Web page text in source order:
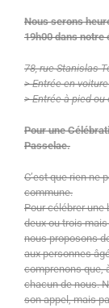
Nous serons
19h00 dans notre
78, rue Stanislas
> Entrée en
> Entrée à pied
Pour une
Passelac.
C’est que rien ne
commune.
Pour célébrer une
deux ou trois
nous proposons
aux personnes
comprenons que,
chacun de nous.
son appel, mais